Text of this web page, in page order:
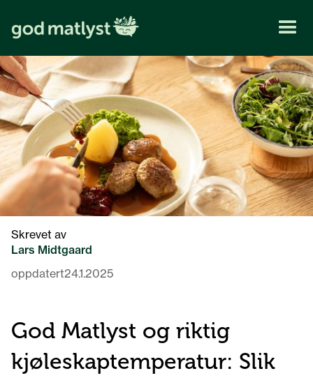
God Matlyst og riktig
kjøleskaptemperatur: Slik
Skrevet av
Lars Midtgaard
oppdatert24.1.2025